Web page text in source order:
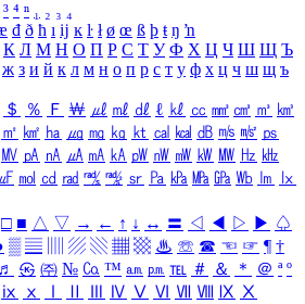
³ ⁴ ⁿ ₁ ₂ ₃ ₄
đ ð ħ ı ĳ ĸ ŀ ł ø œ ß þ ŧ ŋ ŉ
К Л М Н О П Р С Т У Ф Х Ц Ч Ш Щ Ъ
ж з и й к л м н о п р с т у ф х ц ч ш щ ъ
＄ ％ Ｆ ￦ ㎕ ㎖ ㎗ ℓ ㎘ ㏄ ㎣ ㎤ ㎥ ㎦
㎡ ㎢ ㏊ ㎍ ㎎ ㎏ ㏏ ㎈ ㎉ ㏈ ㎧ ㎨ ㎰
㎹ ㎀ ㎁ ㎂ ㎃ ㎄ ㎺ ㎻ ㎽ ㎾ ㎿ ㎐ ㎑
㏖ ㏅ ㎭ ㎮ ㎯ ㏛ ㎩ ㎪ ㎫ ㎬ ㏝ ㏐
㏓
□ ■ △ ▽ → ← ↑ ↓ ↔ 〓 ◁ ◀ ▷ ▶ ♤
▒ ▤ ▨ ▧ ▦ ▩ ♨ ☏ ☎ ☜ ☞ ¶ †
♬ ㉿ ㈜ № ㏇ ™ ㏂ ㏘ ℡ ＃ ＆ ＊ ＠ ª º
ⅸ ⅹ Ⅳ Ⅴ Ⅵ Ⅶ Ⅷ Ⅸ Ⅹ